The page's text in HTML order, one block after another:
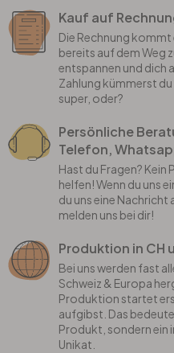
Kauf auf
Die Rechnung
bereits auf dem Weg
entspannen und dich
Zahlung kümmerst
super, oder?
Persönliche
Telefon,
Hast du Fragen? Kein
helfen! Wenn du uns
du uns eine
melden uns bei dir!
Produktion in CH
Bei uns werden fast
Schweiz & Europa
Produktion startet
aufgibst. Das
Produkt, sondern ein
Unikat.